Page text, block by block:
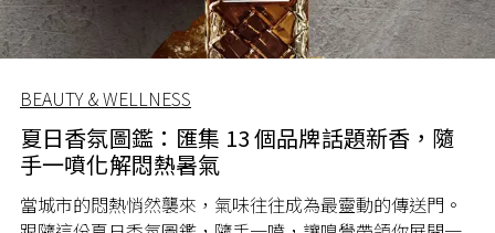
BEAUTY & WELLNESS
夏日香氛圖鑑：匯集 13 個品牌話題新香，隨
手一噴化解悶熱暑氣
當城市的悶熱悄然襲來，氣味往往成為最靈動的傳送門。